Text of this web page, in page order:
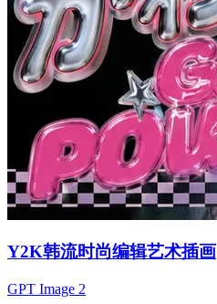
Y2K韩流时尚编辑艺术插画
GPT Image 2